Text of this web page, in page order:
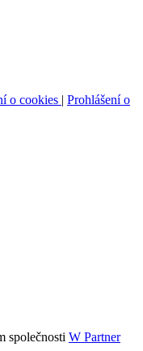
o cookies | Prohlášení o
společnosti W Partner